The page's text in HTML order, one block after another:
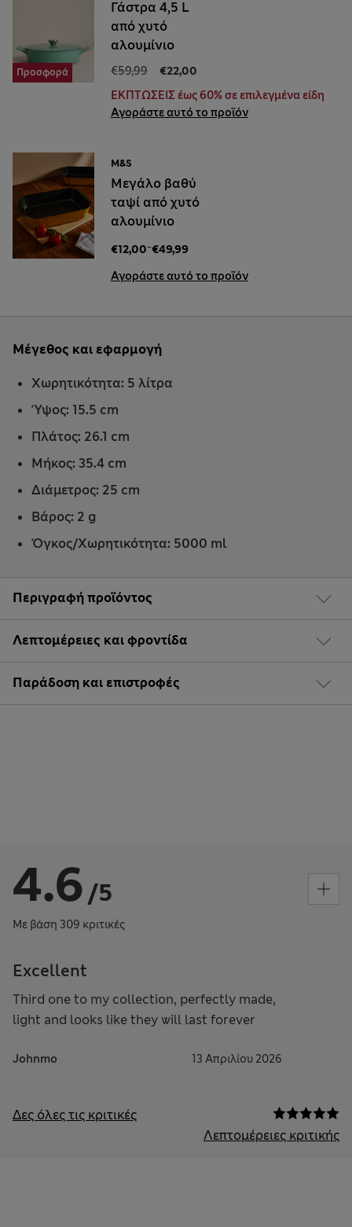
Προσφορά
Γάστρα 4,5 L
από χυτό
αλουμίνιο
€59,99
€22,00
ΕΚΠΤΩΣΕΙΣ έως 60% σε επιλεγμένα είδη
Αγοράστε αυτό το προϊόν
M&S
Μεγάλο βαθύ
ταψί από χυτό
αλουμίνιο
€12,00-€49,99
Αγοράστε αυτό το προϊόν
Περιγραφή προϊόντος
Λεπτομέρειες και φροντίδα
Παράδοση και επιστροφές
Μέγεθος και εφαρμογή
Χωρητικότητα: 5 λίτρα
Ύψος: 15.5 cm
Πλάτος: 26.1 cm
Μήκος: 35.4 cm
Διάμετρος: 25 cm
Βάρος: 2 g
Όγκος/Χωρητικότητα: 5000 ml
4.6 /5
Με βάση 309 κριτικές
Excellent
Third one to my collection, perfectly made,
light and looks like they will last forever
Johnmo 13 Απριλίου 2026
Δες όλες τις κριτικές
Λεπτομέρειες κριτικής